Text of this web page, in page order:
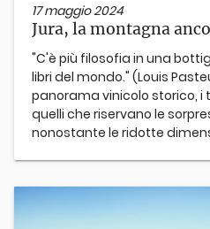
17 maggio 2024
Jura, la montagna
"C'è più filosofia in una
libri del mondo." (Louis
panorama vinicolo storico, i
quelli che riservano le
nonostante le ridotte